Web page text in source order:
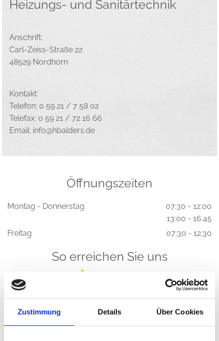
Zustimmung Details Über Cookies
Heizungs- und Sanitärtechnik
Anschrift:
Carl-Zeiss-Straße 22
48529 Nordhorn
Kontakt:
Telefon: 0 59 21 / 7 58 02
Telefax: 0 59 21 / 72 16 66
Email: info@hbalders.de
Öffnungszeiten
Montag - Donnerstag
07:30 - 12:00
13:00 - 16:45
Freitag
07:30 - 12:30
So erreichen Sie uns
Bitte akzeptieren Sie Marketing-Cookies, um
diese Karte anzuzeigen.